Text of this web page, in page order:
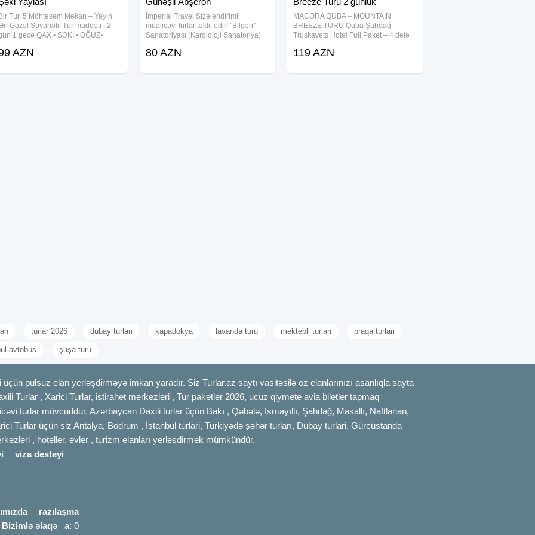
Bir Tur, 5 Möhtəşəm Məkan – Yayın
Gözəl Səyahəti! Tur müddəti : 2
1 gecə QAX • ŞƏKİ • OĞUZ•
Binasında gecələmə: 99 ₼
tək
AZN
İmperial Travel Sizə endirimli
müalicəvi turlar təklif edir! "Bilgəh"
Sanatoriyası (Kardioloji Sanatoriya)
nəfərlik otaq) Standard otaq Əsas
80 AZN
MACƏRA QUBA – MOUNTAIN
BREEZE TURU Quba Şahdağ
Truskavets Hotel Full Paket – 4 dəfə
━━━━━━━━━━━━━━ Tarixlər: 08-09
30 Avqust Müddət: 2 gün / 1
119 AZN
turlar 2026 dubay turlari kapadokya lavanda turu mektebli turlari praqa turlari
avtobus şuşa turu
pulsuz elan yerləşdirməyə imkan yaradır. Siz Turlar.az saytı vasitəsilə öz elanlarınızı asanlıqla sayta
Turlar , Xarici Turlar, istirahet merkezleri , Tur paketler 2026, ucuz qiymete avia biletler tapmaq
turlar mövcuddur. Azərbaycan Daxili turlar üçün Bakı , Qəbələ, İsmayıllı, Şahdağ, Masallı, Naftlanan,
Turlar üçün siz Antalya, Bodrum , İstanbul turlari, Turkiyədə şəhər turları, Dubay turlari, Gürcüstanda
, hoteller, evler , turizm elanları yerlesdirmek mümkündür.
viza desteyi
razılaşma
Bizimlə əlaqə a: 0